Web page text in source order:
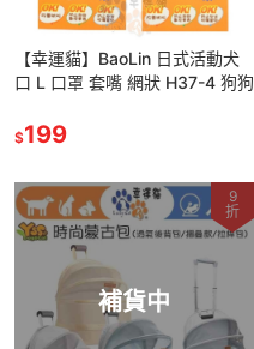
【幸運貓】BaoLin 日式活動犬
口 L 口罩 套嘴 網狀 H37-4 狗狗
$199
補貨中
9
折